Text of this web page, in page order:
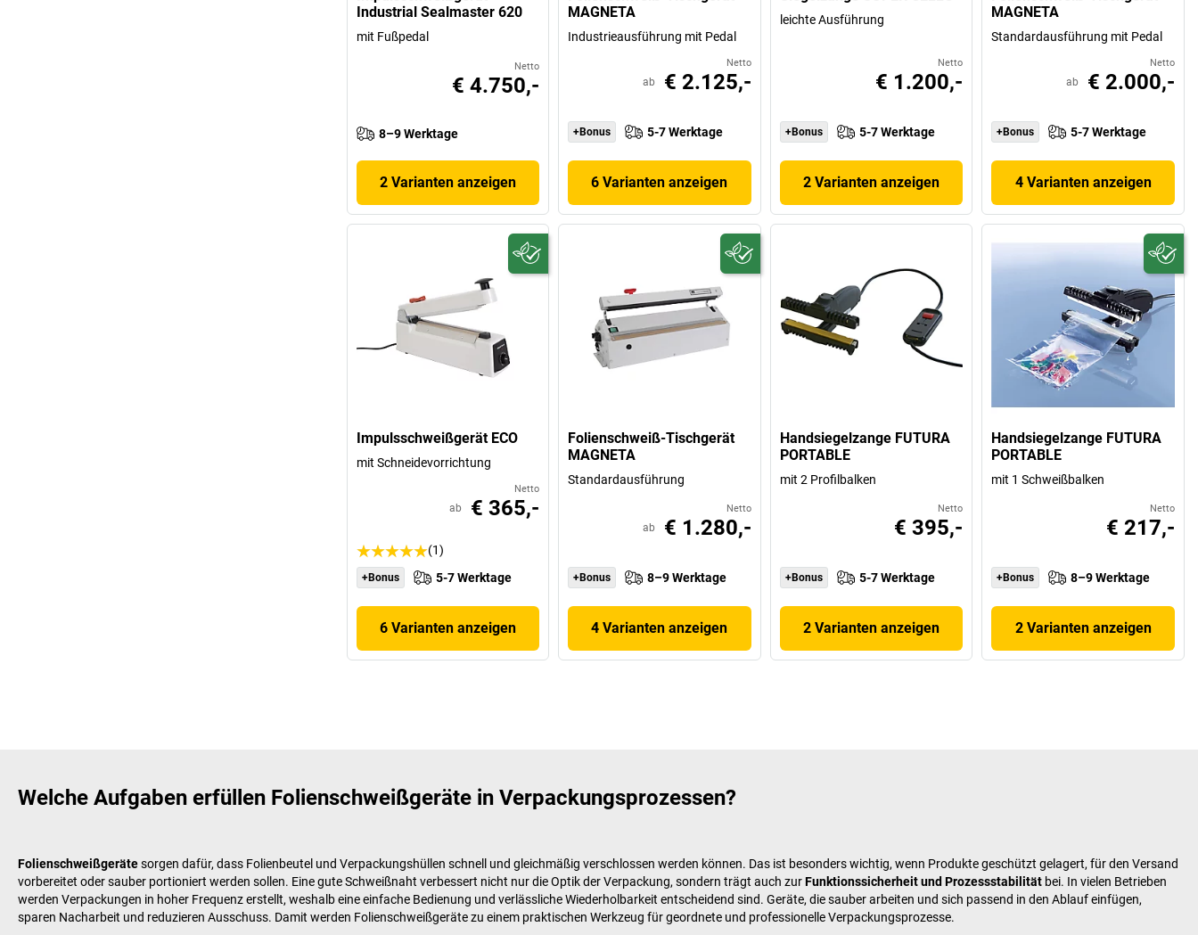
Industrial Sealmaster 620
mit Fußpedal
Netto
€ 4.750,-
8–9 Werktage
2 Varianten anzeigen
MAGNETA
Industrieausführung mit Pedal
Netto
ab € 2.125,-
+Bonus 5-7 Werktage
6 Varianten anzeigen
leichte Ausführung
Netto
€ 1.200,-
+Bonus 5-7 Werktage
2 Varianten anzeigen
MAGNETA
Standardausführung mit Pedal
Netto
ab € 2.000,-
+Bonus 5-7 Werktage
4 Varianten anzeigen
Impulsschweißgerät ECO
mit Schneidevorrichtung
Netto
ab € 365,-
(1)
+Bonus 5-7 Werktage
6 Varianten anzeigen
Folienschweiß-Tischgerät
MAGNETA
Standardausführung
Netto
ab € 1.280,-
+Bonus 8–9 Werktage
4 Varianten anzeigen
Handsiegelzange FUTURA
PORTABLE
mit 2 Profilbalken
Netto
€ 395,-
+Bonus 5-7 Werktage
2 Varianten anzeigen
Handsiegelzange FUTURA
PORTABLE
mit 1 Schweißbalken
Netto
€ 217,-
+Bonus 8–9 Werktage
2 Varianten anzeigen
Welche Aufgaben erfüllen Folienschweißgeräte in Verpackungsprozessen?
Folienschweißgerätesorgen dafür, dass Folienbeutel und Verpackungshüllen schnell und gleichmäßig verschlossen werden können. Das ist besonders wichtig, wenn Produkte geschützt gelagert, für den Versand
vorbereitet oder sauber portioniert werden sollen. Eine gute Schweißnaht verbessert nicht nur die Optik der Verpackung, sondern trägt auch zurFunktionssicherheit und Prozessstabilität bei. In vielen Betrieben
werden Verpackungen in hoher Frequenz erstellt, weshalb eine einfache Bedienung und verlässliche Wiederholbarkeit entscheidend sind. Geräte, die sauber arbeiten und sich passend in den Ablauf einfügen,
sparen Nacharbeit und reduzieren Ausschuss. Damit werden Folienschweißgeräte zu einem praktischen Werkzeug für geordnete und professionelle Verpackungsprozesse.